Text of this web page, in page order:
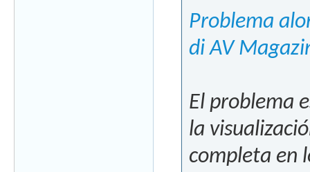
Problema
di AV
El problema
la
completa en